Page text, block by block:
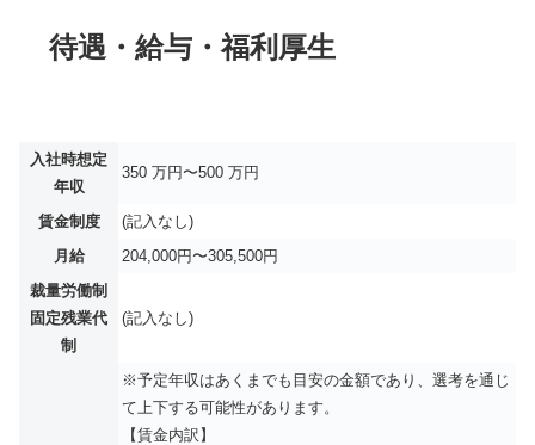
待遇・給与・福利厚生
入社時想定
年収
350 万円〜500 万円
賃金制度
(記入なし)
月給
204,000円〜305,500円
裁量労働制
固定残業代
制
(記入なし)
※予定年収はあくまでも目安の金額であり、選考を通じ
て上下する可能性があります。
【賃金内訳】